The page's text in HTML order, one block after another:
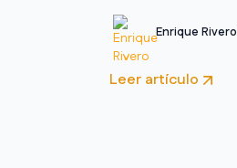
Enrique Rivero
Leer artículo